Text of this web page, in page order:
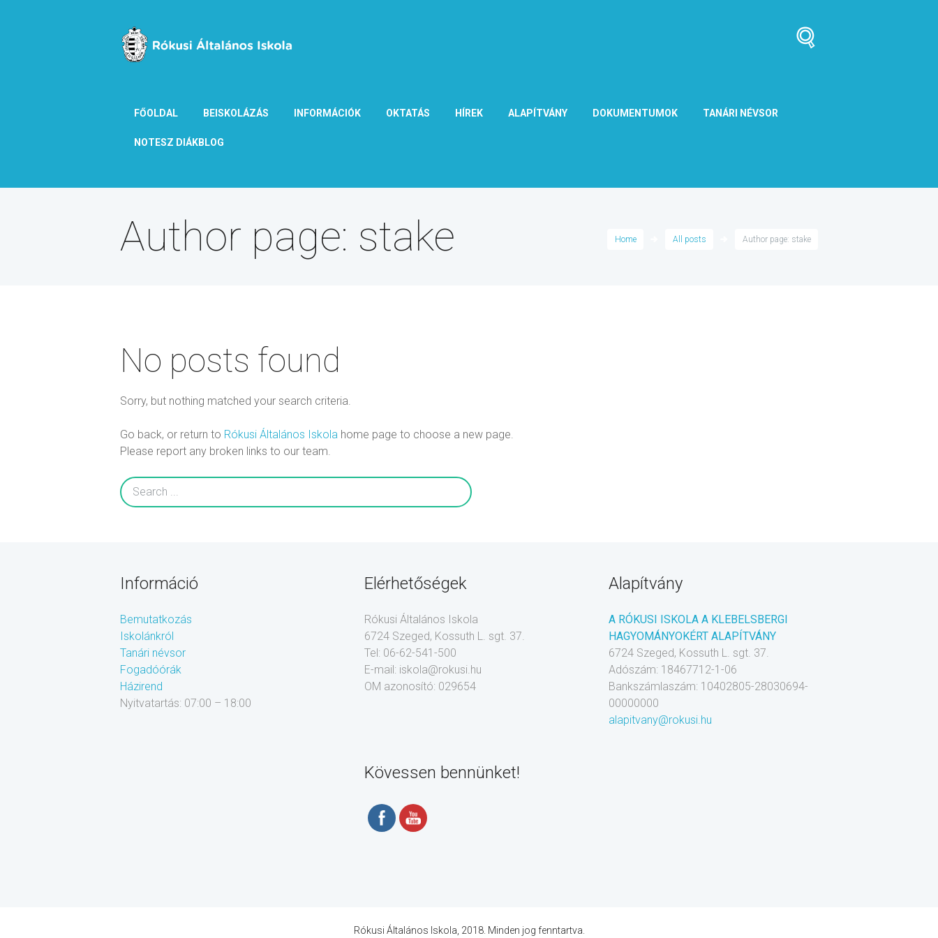
FŐOLDAL BEISKOLÁZÁS INFORMÁCIÓK OKTATÁS HÍREK ALAPÍTVÁNY DOKUMENTUMOK TANÁRI NÉVSOR
NOTESZ DIÁKBLOG
Home All posts Author page: stake
Author page: stake
No posts found
Sorry, but nothing matched your search criteria.
Go back, or return to Rókusi Általános Iskola home page to choose a new page.
Please report any broken links to our team.
Információ
Bemutatkozás
Iskolánkról
Tanári névsor
Fogadóórák
Házirend
Nyitvatartás: 07:00 – 18:00
Elérhetőségek
Rókusi Általános Iskola
6724 Szeged, Kossuth L. sgt. 37.
Tel: 06-62-541-500
E-mail: iskola@rokusi.hu
OM azonosító: 029654
Alapítvány
A RÓKUSI ISKOLA A KLEBELSBERGI
HAGYOMÁNYOKÉRT ALAPÍTVÁNY
6724 Szeged, Kossuth L. sgt. 37.
Adószám: 18467712-1-06
Bankszámlaszám: 10402805-28030694-
00000000
alapitvany@rokusi.hu
Kövessen bennünket!
Rókusi Általános Iskola, 2018. Minden jog fenntartva.